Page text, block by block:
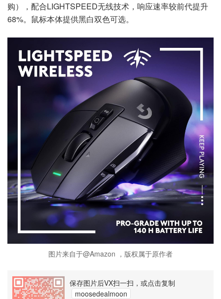
购），配合LIGHTSPEED无线技术，响应速率较前代提升
68%。鼠标本体提供黑白双色可选。
图片来自于@Amazon ，版权属于原作者
保存图片后VX扫一扫，或点击复制
moosedealmoon